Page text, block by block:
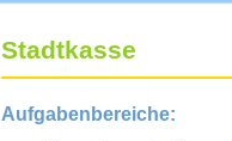
Stadtkasse
Aufgabenbereiche: